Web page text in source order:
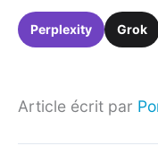
Perplexity Grok
Article écrit par